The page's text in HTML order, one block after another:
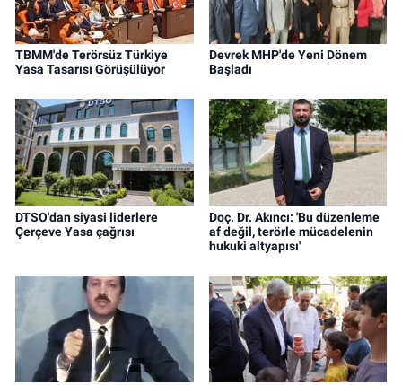
TBMM'de Terörsüz Türkiye
Yasa Tasarısı Görüşülüyor
Devrek MHP'de Yeni Dönem
Başladı
DTSO'dan siyasi liderlere
Çerçeve Yasa çağrısı
Doç. Dr. Akıncı: 'Bu düzenleme
af değil, terörle mücadelenin
hukuki altyapısı'